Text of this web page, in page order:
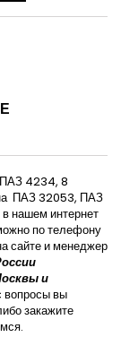
4234, 8
ПАЗ 32053, ПАЗ
нашем интернет
по телефону
сайте и менеджер
и
вопросы вы
закажите